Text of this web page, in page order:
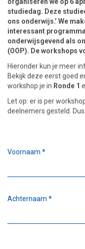
organiseren we op 6
studiedag. Deze
ons onderwijs.’ We
interessant
onderwijsgevend als
(OOP). De workshops
Hieronder kun je meer
Bekijk deze eerst goed
workshop je in Ronde 1
Let op: er is per
deelnemers gesteld.
Voornaam *
Achternaam *